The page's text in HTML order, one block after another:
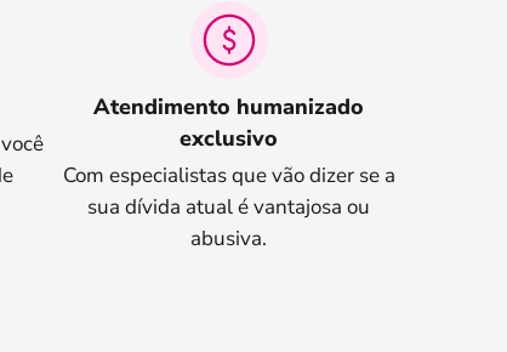
Atendimento humanizado
exclusivo
Com especialistas que vão dizer se a
sua dívida atual é vantajosa ou
abusiva.